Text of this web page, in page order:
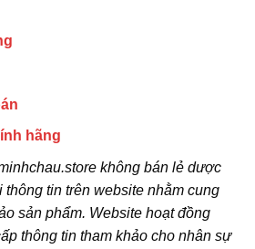
hãng
không bán lẻ dược
thông tin trên website nhằm cung
sản phẩm. Website hoạt đồng
thông tin tham khảo cho nhân sự